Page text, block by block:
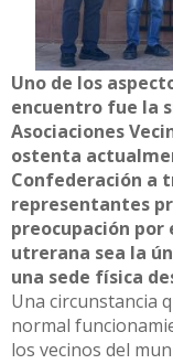
Uno de los
encuentro fue la
Asociaciones
ostenta
Confederación a
representantes
preocupación por
utrerana sea la
una sede física
Una circunstancia
normal
los vecinos del